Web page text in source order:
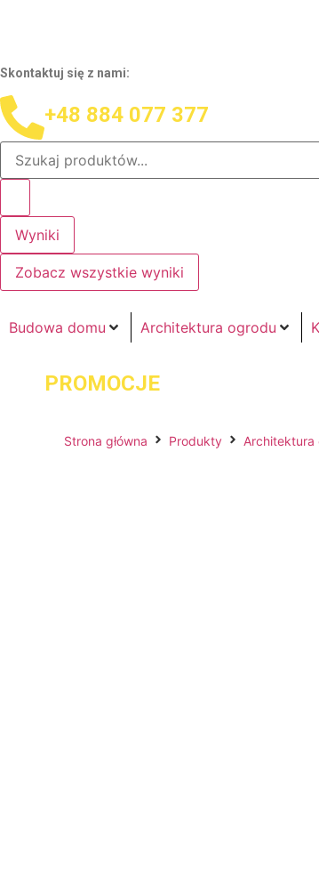
Skontaktuj się z nami:
+48 884 077 377
Wyniki
Zobacz wszystkie wyniki
Budowa domu Architektura ogrodu
PROMOCJE
Strona główna Produkty Architektura